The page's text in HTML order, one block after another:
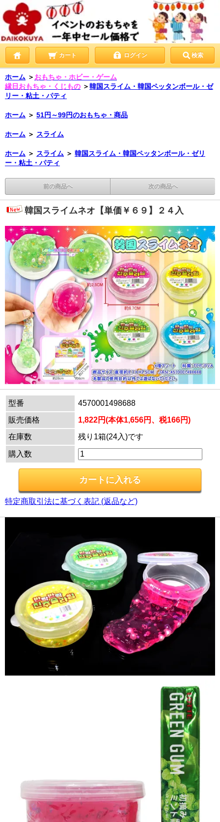
カート ログイン 検索
ホーム ＞ おもちゃ・ホビー・ゲーム
縁日おもちゃ・くじもの ＞韓国スライム・韓国ペッタンボール・ゼ
リー・粘土・パティ
ホーム ＞ 51円～99円のおもちゃ・商品
ホーム ＞ スライム
ホーム ＞ スライム ＞ 韓国スライム・韓国ペッタンボール・ゼリ
ー・粘土・パティ
前の商品へ 次の商品へ
韓国スライムネオ【単価￥６９】２４入
型番
4570001498688
販売価格
1,822円(本体1,656円、税166円)
在庫数
残り1箱(24入)です
購入数
特定商取引法に基づく表記 (返品など)